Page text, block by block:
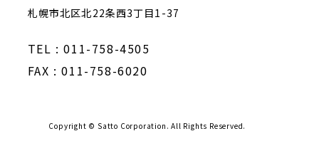
札幌市北区北22条西3丁目1-37
TEL : 011-758-4505
FAX : 011-758-6020
Copyright © Satto Corporation. All Rights Reserved.